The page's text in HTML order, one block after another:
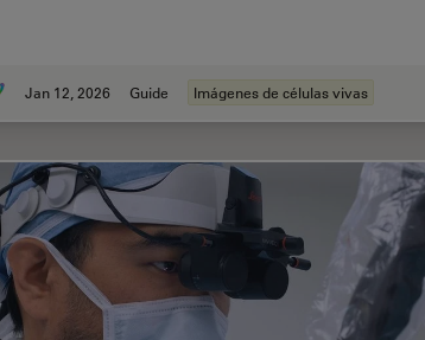
Jan 12, 2026 Guide Imágenes de células vivas